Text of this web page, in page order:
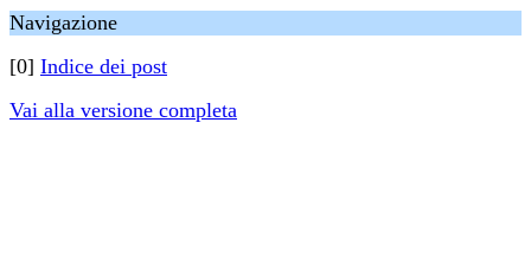
Navigazione
[0] Indice dei post
Vai alla versione completa